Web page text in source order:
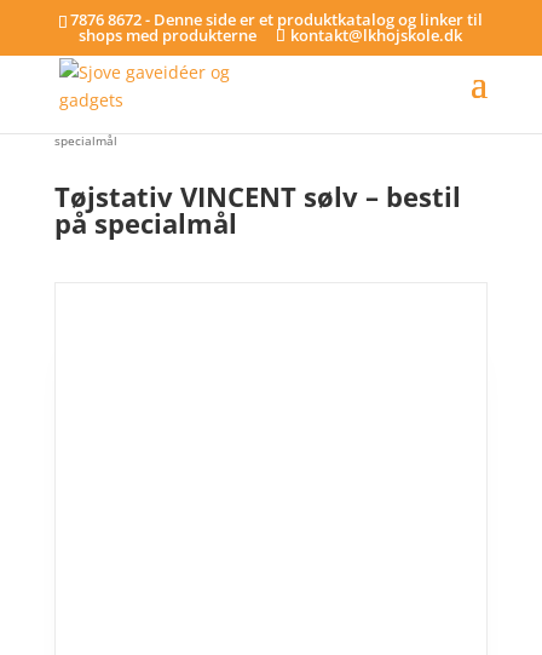
7876 8672 - Denne side er et produktkatalog og linker til
shops med produkterne kontakt@lkhojskole.dk
specialmål
Tøjstativ VINCENT sølv – bestil
på specialmål